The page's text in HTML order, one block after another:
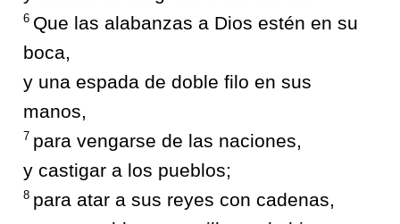
6 Que las alabanzas a Dios estén en su
boca,
y una espada de doble filo en sus
manos,
7 para vengarse de las naciones,
y castigar a los pueblos;
8 para atar a sus reyes con cadenas,